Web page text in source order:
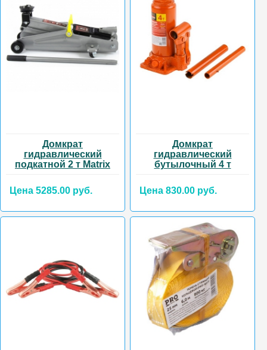
Домкрат
гидравлический
подкатной 2 т Matrix
Цена 5285.00 руб.
Домкрат
гидравлический
бутылочный 4 т
Цена 830.00 руб.